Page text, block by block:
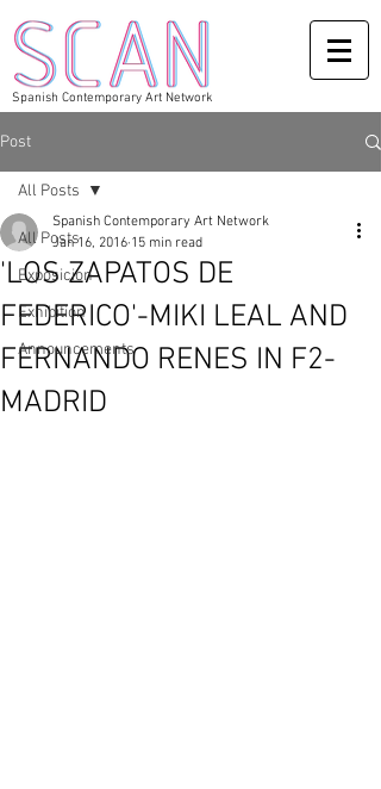
Spanish Contemporary Art Network
Post
All Posts
Exposicion
Exhibition
Announcements
All Posts
'LOS ZAPATOS DE
FEDERICO'-MIKI LEAL AND
FERNANDO RENES IN F2-
MADRID
Spanish Contemporary Art Network
Jan 16, 2016 15 min read